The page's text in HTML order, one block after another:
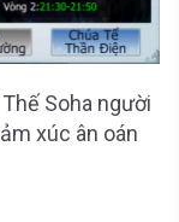
Soha người
xúc ân oán